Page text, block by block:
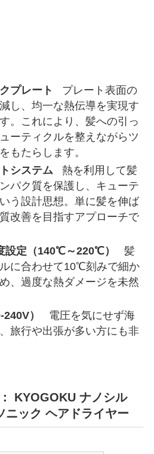
プレート
プレート表面の
し、均一な熱伝導を実現す
。これにより、髪への引っ
ーティクルを整えながらツ
もたらします。
システム熱を利用して髪
パク質を保護し、キューテ
う設計思想。単に髪を伸ば
改善を目指すアプローチで
設定（140℃～220℃）
髪
に合わせて10℃刻みで細か
、過度な熱ダメージを未然
）
電圧を気にせず海
旅行や出張が多い方にも非
KYOGOKU ナノシル
ニック ヘアドライヤー